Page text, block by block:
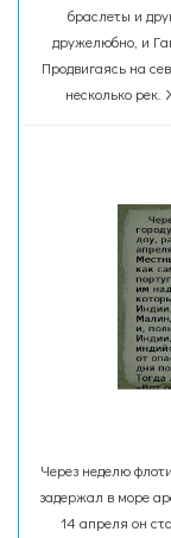
браслеты и
дружелюбно, и
Продвигаясь на
несколько
Через неделю
задержал в море
14 апреля он